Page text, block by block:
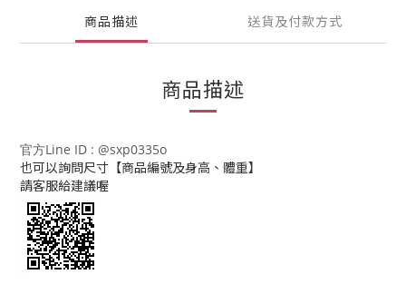
商品描述 送貨及付款方式
商品描述
官方Line ID : @sxp0335o
也可以詢問尺寸【商品編號及身高、體重】
請客服給建議喔